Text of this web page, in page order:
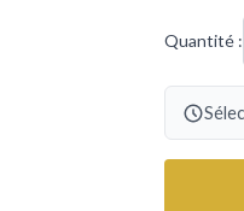
Quantité :